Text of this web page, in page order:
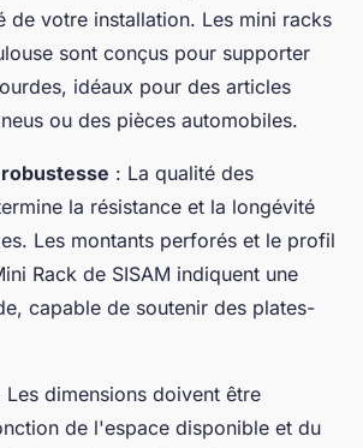
de votre installation. Les mini racks
sont conçus pour supporter
idéaux pour des articles
ou des pièces automobiles.
: La qualité des
la résistance et la longévité
Les montants perforés et le profil
Rack de SISAM indiquent une
capable de soutenir des plates-
Les dimensions doivent être
de l'espace disponible et du